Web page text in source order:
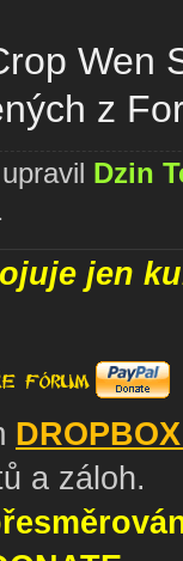
Wen
z
Dzin
jen
a záloh.